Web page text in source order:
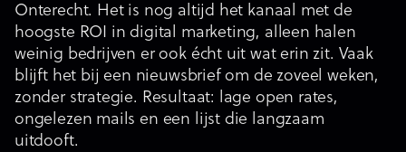
Onterecht. Het is nog altijd het kanaal met de
hoogste ROI in digital marketing, alleen halen
weinig bedrijven er ook écht uit wat erin zit. Vaak
blijft het bij een nieuwsbrief om de zoveel weken,
zonder strategie. Resultaat: lage open rates,
ongelezen mails en een lijst die langzaam
uitdooft.